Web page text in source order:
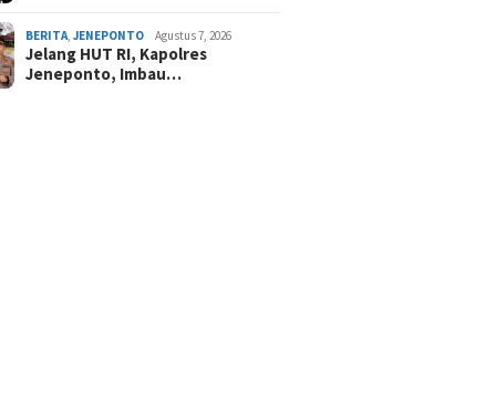
BERITA ,JENEPONTO Agustus 7, 2026
Jelang HUT RI, Kapolres
Jeneponto, Imbau…